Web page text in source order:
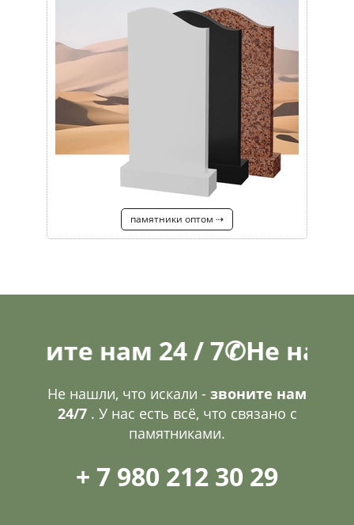
памятники оптом ⇢
нам 24 / 7 ✆Не нашли,
Не нашли, что искали - звоните нам
24/7. У нас есть всё, что связано с
памятниками.
+ 7 980 212 30 29